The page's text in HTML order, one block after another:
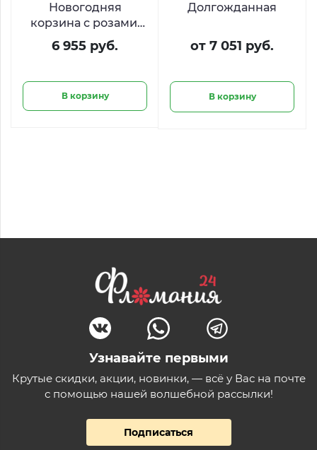
Новогодняя
корзина с розами,
нобилисом и
шариками
6 955 руб.
В корзину
Долгожданная
от 7 051 руб.
В корзину
Узнавайте первыми
Крутые скидки, акции, новинки, — всё у Вас на почте
с помощью нашей волшебной рассылки!
Подписаться